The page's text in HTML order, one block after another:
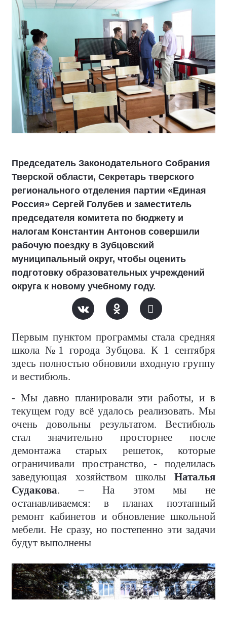
Председатель Законодательного Собрания
Тверской области, Секретарь тверского
регионального отделения партии «Единая
Россия» Сергей Голубев и заместитель
председателя комитета по бюджету и
налогам Константин Антонов совершили
рабочую поездку в Зубцовский
муниципальный округ, чтобы оценить
подготовку образовательных учреждений
округа к новому учебному году.
Первым пунктом программы стала средняя
школа №1 города Зубцова. К 1 сентября
здесь полностью обновили входную группу
и вестибюль.
- Мы давно планировали эти работы, и в
текущем году всё удалось реализовать. Мы
очень довольны результатом. Вестибюль
стал значительно просторнее после
демонтажа старых решеток, которые
ограничивали пространство, - поделилась
заведующая хозяйством школы Наталья
Судакова. – На этом мы не
останавливаемся: в планах поэтапный
ремонт кабинетов и обновление школьной
мебели. Не сразу, но постепенно эти задачи
будут выполнены